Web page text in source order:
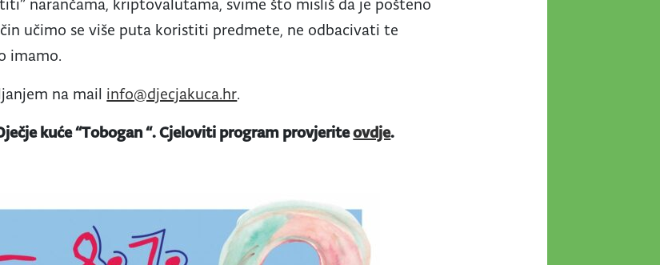
narančama, kriptovalutama, svime što misliš da je pošteno
učimo se više puta koristiti predmete, ne odbacivati te
imamo.
na mail info@djecjakuca.hr.
kuće “Tobogan “. Cjeloviti program provjeriteovdje.